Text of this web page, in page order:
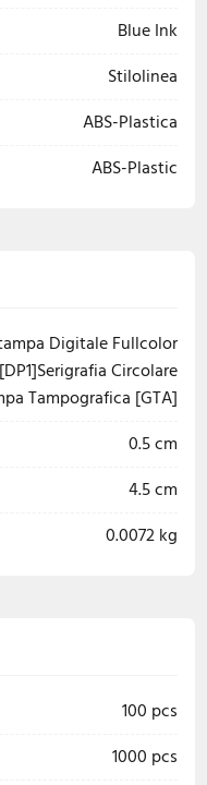
Blue Ink
Stilolinea
ABS-Plastica
ABS-Plastic
Digitale Fullcolor
[DP1]Serigrafia Circolare
Tampografica [GTA]
0.5 cm
4.5 cm
0.0072 kg
100 pcs
1000 pcs